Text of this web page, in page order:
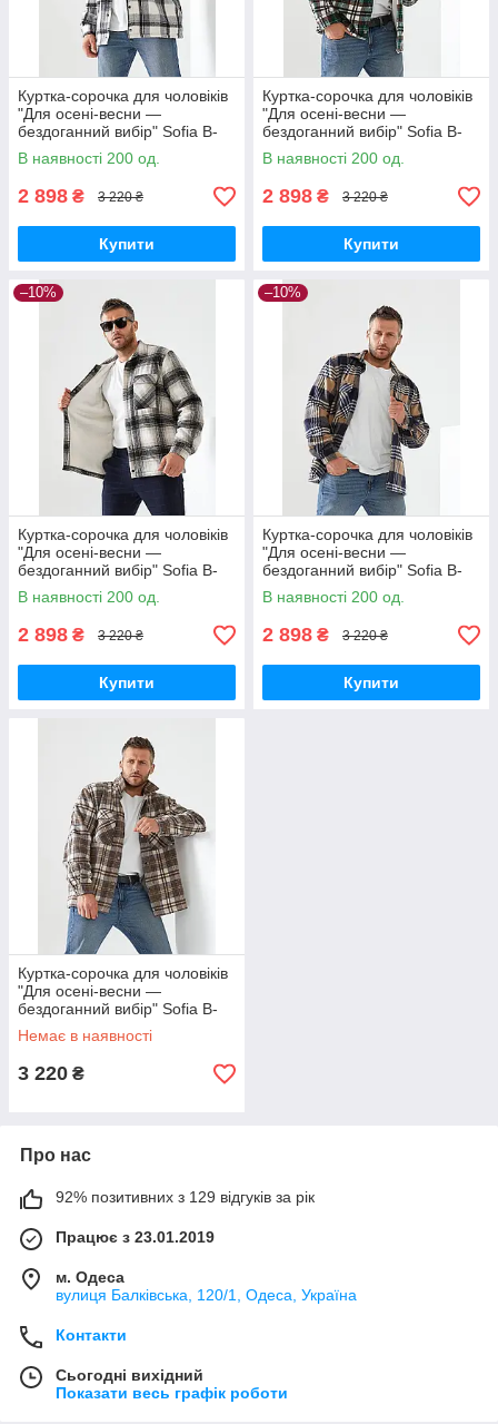
Куртка-сорочка для чоловіків
"Для осені-весни —
бездоганний вибір" Sofia B-
305 XXL, Сірий
В наявності 200 од.
2 898 ₴ 3 220 ₴
Купити
Куртка-сорочка для чоловіків
"Для осені-весни —
бездоганний вибір" Sofia B-
305 XXL, Зелений
В наявності 200 од.
2 898 ₴ 3 220 ₴
Купити
–10%
Куртка-сорочка для чоловіків
"Для осені-весни —
бездоганний вибір" Sofia B-
305 XXL, Чорний
В наявності 200 од.
2 898 ₴ 3 220 ₴
Купити
–10%
Куртка-сорочка для чоловіків
"Для осені-весни —
бездоганний вибір" Sofia B-
305 XXL, Пудра
В наявності 200 од.
2 898 ₴ 3 220 ₴
Купити
Куртка-сорочка для чоловіків
"Для осені-весни —
бездоганний вибір" Sofia B-
305 XL, Коричневий
Немає в наявності
3 220 ₴
Про нас
92% позитивних з 129 відгуків за рік
Працює з 23.01.2019
м. Одеса
вулиця Балківська, 120/1, Одеса, Україна
Контакти
Сьогодні вихідний
Показати весь графік роботи